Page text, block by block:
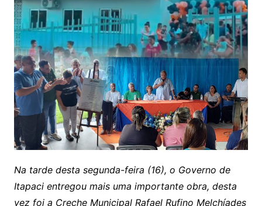
Na tarde desta segunda-feira (16), o Governo de
Itapaci entregou mais uma importante obra, desta
vez foi a Creche Municipal Rafael Rufino Melchíades